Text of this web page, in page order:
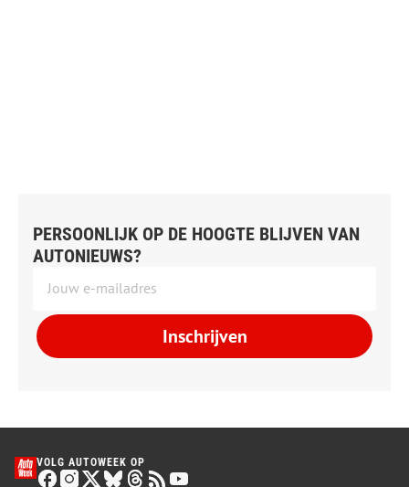
PERSOONLIJK OP DE HOOGTE BLIJVEN VAN
AUTONIEUWS?
Inschrijven
VOLG AUTOWEEK OP